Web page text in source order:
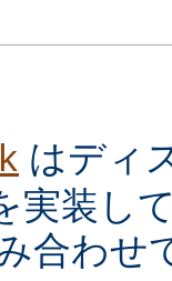
はディ
実装し
合わせ